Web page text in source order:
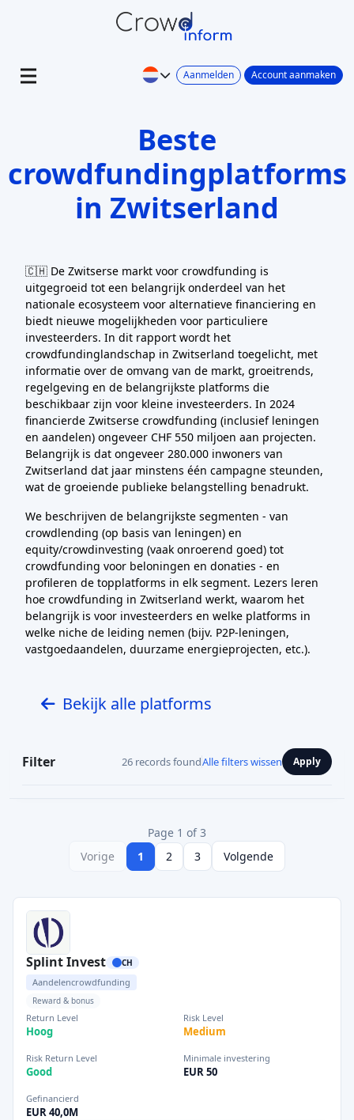
Aanmelden Account aanmaken
Beste
crowdfundingplatforms
in Zwitserland
🇨🇭 De Zwitserse markt voor crowdfunding is
uitgegroeid tot een belangrijk onderdeel van het
nationale ecosysteem voor alternatieve financiering en
biedt nieuwe mogelijkheden voor particuliere
investeerders. In dit rapport wordt het
crowdfundinglandschap in Zwitserland toegelicht, met
informatie over de omvang van de markt, groeitrends,
regelgeving en de belangrijkste platforms die
beschikbaar zijn voor kleine investeerders. In 2024
financierde Zwitserse crowdfunding (inclusief leningen
en aandelen) ongeveer CHF 550 miljoen aan projecten.
Belangrijk is dat ongeveer 280.000 inwoners van
Zwitserland dat jaar minstens één campagne steunden,
wat de groeiende publieke belangstelling benadrukt.
We beschrijven de belangrijkste segmenten - van
crowdlending (op basis van leningen) en
equity/crowdinvesting (vaak onroerend goed) tot
crowdfunding voor beloningen en donaties - en
profileren de topplatforms in elk segment. Lezers leren
hoe crowdfunding in Zwitserland werkt, waarom het
belangrijk is voor investeerders en welke platforms in
welke niche de leiding nemen (bijv. P2P-leningen,
vastgoedaandelen, duurzame energieprojecten, etc.).
Bekijk alle platforms
Filter 26 records foundAlle filters wissen Apply
Page 1 of 3
Vorige
1 2 3 Volgende
Splint Invest CH
Aandelencrowdfunding
Reward & bonus
Return Level
Hoog
Risk Level
Medium
Risk Return Level
Good
Minimale investering
EUR 50
Gefinancierd
EUR 40,0M